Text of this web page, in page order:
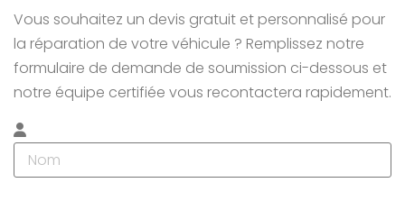
Vous souhaitez un devis gratuit et personnalisé pour
la réparation de votre véhicule ? Remplissez notre
formulaire de demande de soumission ci-dessous et
notre équipe certifiée vous recontactera rapidement.